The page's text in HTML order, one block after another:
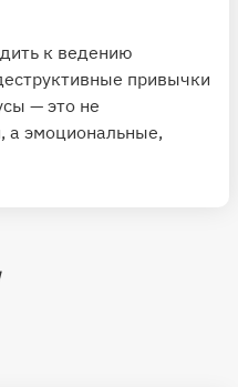
к ведению
привычки
— это не
эмоциональные,